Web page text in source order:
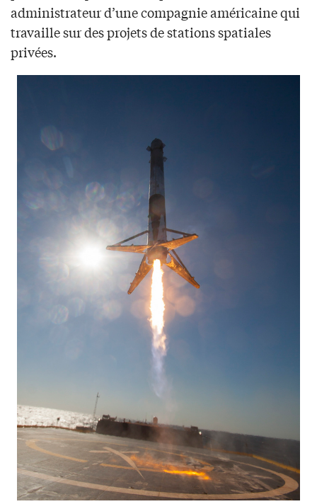
administrateur d’une compagnie américaine qui
travaille sur des projets de stations spatiales
privées.